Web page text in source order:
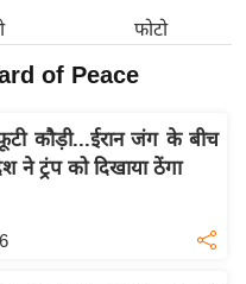
फोटो
of Peace
कौड़ी...ईरान जंग के बीच
ने ट्रंप को दिखाया ठेंगा